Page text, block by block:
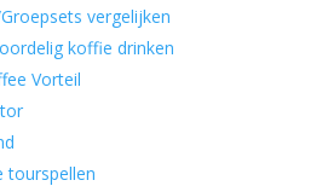
vergelijken
koffie drinken
Vorteil
tourspellen